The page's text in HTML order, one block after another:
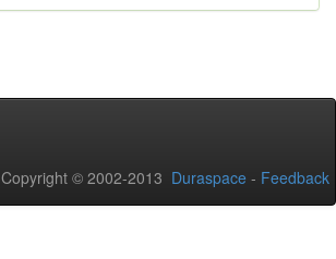
Copyright © 2002-2013 Duraspace - Feedback